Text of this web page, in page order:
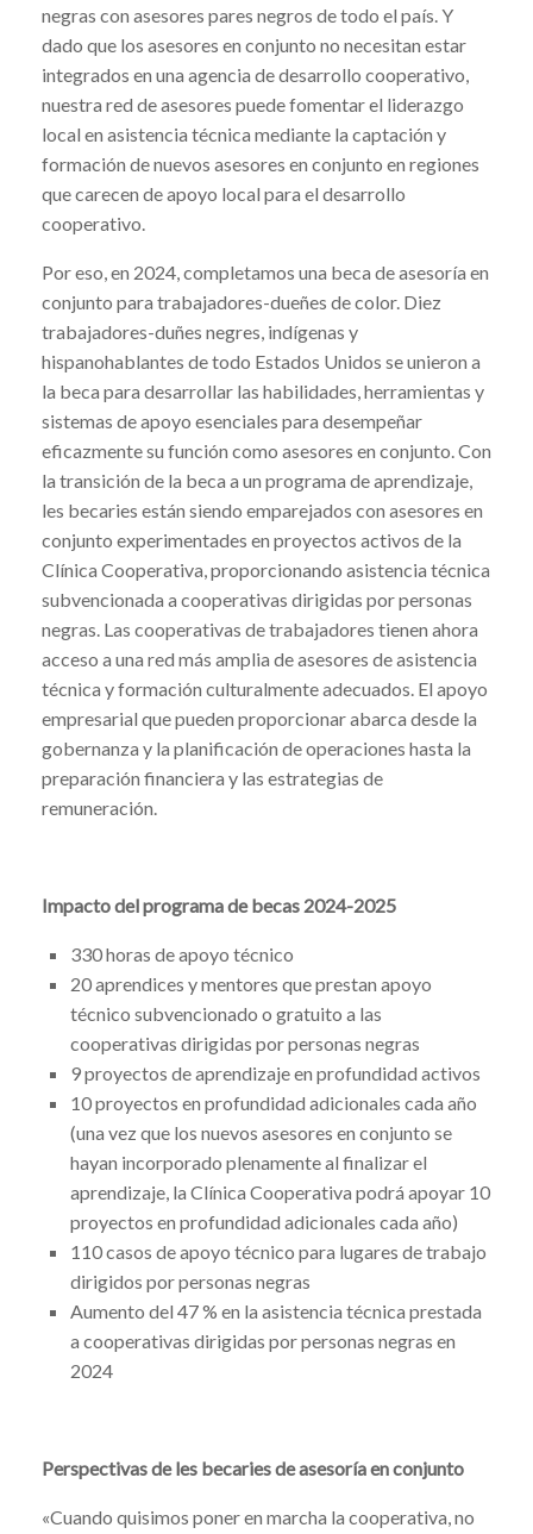
negras con asesores pares negros de todo el país. Y
dado que los asesores en conjunto no necesitan estar
integrados en una agencia de desarrollo cooperativo,
nuestra red de asesores puede fomentar el liderazgo
local en asistencia técnica mediante la captación y
formación de nuevos asesores en conjunto en regiones
que carecen de apoyo local para el desarrollo
cooperativo.
Por eso, en 2024, completamos una beca de asesoría en
conjunto para trabajadores-dueñes de color. Diez
trabajadores-duñes negres, indígenas y
hispanohablantes de todo Estados Unidos se unieron a
la beca para desarrollar las habilidades, herramientas y
sistemas de apoyo esenciales para desempeñar
eficazmente su función como asesores en conjunto. Con
la transición de la beca a un programa de aprendizaje,
les becaries están siendo emparejados con asesores en
conjunto experimentades en proyectos activos de la
Clínica Cooperativa, proporcionando asistencia técnica
subvencionada a cooperativas dirigidas por personas
negras. Las cooperativas de trabajadores tienen ahora
acceso a una red más amplia de asesores de asistencia
técnica y formación culturalmente adecuados. El apoyo
empresarial que pueden proporcionar abarca desde la
gobernanza y la planificación de operaciones hasta la
preparación financiera y las estrategias de
remuneración.
Impacto del programa de becas 2024-2025
330 horas de apoyo técnico
20 aprendices y mentores que prestan apoyo
técnico subvencionado o gratuito a las
cooperativas dirigidas por personas negras
9 proyectos de aprendizaje en profundidad activos
10 proyectos en profundidad adicionales cada año
(una vez que los nuevos asesores en conjunto se
hayan incorporado plenamente al finalizar el
aprendizaje, la Clínica Cooperativa podrá apoyar 10
proyectos en profundidad adicionales cada año)
110 casos de apoyo técnico para lugares de trabajo
dirigidos por personas negras
Aumento del 47 % en la asistencia técnica prestada
a cooperativas dirigidas por personas negras en
2024
Perspectivas de les becaries de asesoría en conjunto
«Cuando quisimos poner en marcha la cooperativa, no